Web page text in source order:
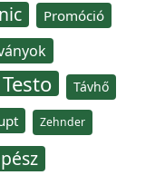
Promóció
Testo Távhő
Zehnder